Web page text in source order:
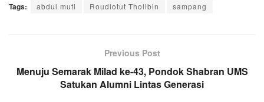
Tags: abdul muti Roudlotut Tholibin sampang
Previous Post
Menuju Semarak Milad ke-43, Pondok Shabran UMS
Satukan Alumni Lintas Generasi